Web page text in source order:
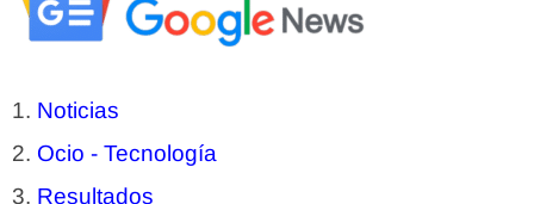
Noticias
Ocio - Tecnología
Resultados